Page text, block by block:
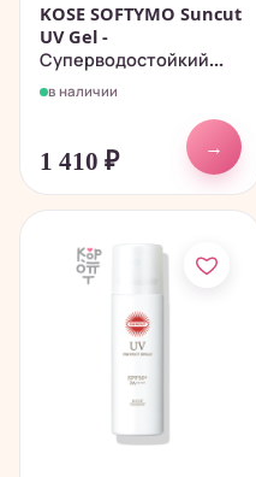
KOSE SOFTYMO Suncut
UV Gel -
Суперводостойкий...
в наличии
1 410 ₽
→